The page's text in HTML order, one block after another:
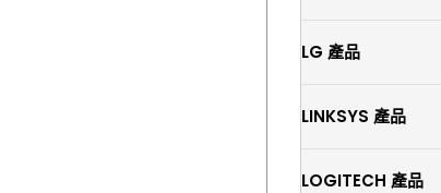
LG 產品
LINKSYS 產品
LOGITECH 產品